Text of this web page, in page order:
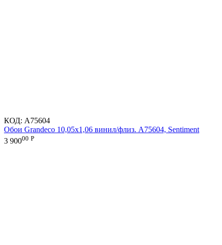
КОД: A75604
Обои Grandeco 10,05х1,06 винил/флиз. A75604, Sentiment
3 90000 Р